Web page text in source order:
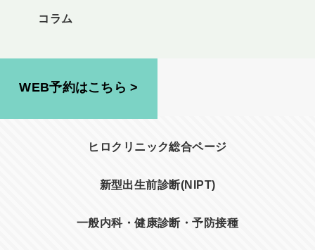
コラム
WEB予約はこちら >
ヒロクリニック総合ページ
新型出生前診断(NIPT)
一般内科・健康診断・予防接種